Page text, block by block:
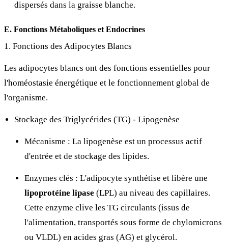
dispersés dans la graisse blanche.
E. Fonctions Métaboliques et Endocrines
1. Fonctions des Adipocytes Blancs
Les adipocytes blancs ont des fonctions essentielles pour
l'homéostasie énergétique et le fonctionnement global de
l'organisme.
Stockage des Triglycérides (TG) - Lipogenèse
Mécanisme : La lipogenèse est un processus actif
d'entrée et de stockage des lipides.
Enzymes clés : L'adipocyte synthétise et libère une
lipoprotéine lipase (LPL) au niveau des capillaires.
Cette enzyme clive les TG circulants (issus de
l'alimentation, transportés sous forme de chylomicrons
ou VLDL) en acides gras (AG) et glycérol.